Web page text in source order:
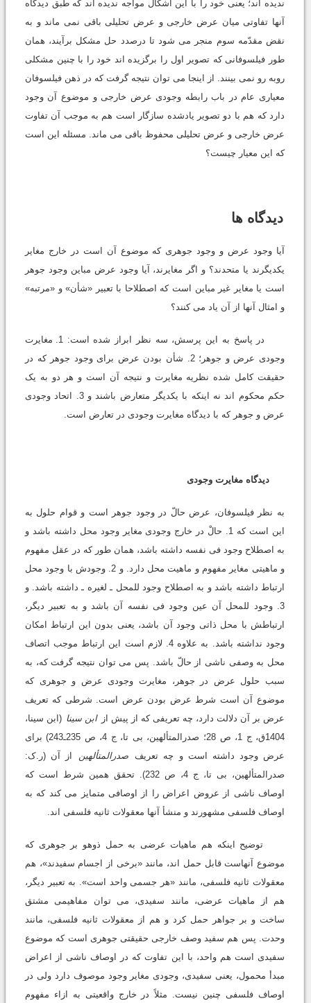
ندیده اند؛ یعنى خود را با این اشکال مواجه ندیده اند که طبق دیدگاه
آنها تفاوتى میان عرض خارجى و عرض تحلیلى باقى نمى ماند و به
نقض مقدّمه سوم منجر مى شود تا درصدد حل مشکل برآیند، همان
طور فیلسوفانى که تصویر اول را برگزیده اند خود را با چنین مشکلى
روبه رو نمى بینند. از اینجا مى توان نتیجه گرفت که در ذهن فیلسوفان
معیارى عام در باب رابطه وجودى عرض خارجى و موضوع آن وجود
دارد که هم با دو تصویر یادشده سازگار است هم به موجب آن تفاوت
عرض خارجى و عرض تحلیلى محفوظ باقى مى ماند. مسئله این است
که این معیار چیست؟
دیدگاه ها
آیا وجود عرض و وجود جوهرى که موضوع آن است در خارج مغایر
یکدیگرند یا متحدند؟ و اگر مغایرند، آیا وجود عرض مباین وجود جوهر
است یا مغایر غیر مباین است که اصطلاحا با تعبیر «شأن» و «مرتبه»
و امثال آنها از آن یاد مى کنند؟
در پاسخ به این پرسش، سه نظر ابراز شده است: 1. مغایرت
وجودى عرض و جوهر؛ 2. شأن بودن عرض براى وجود جوهر که در
حقیقت کامل شده نظریه مغایرت و نتیجه آن است و هر دو به یک
حکم محکوم اند نه اینکه با یکدیگر متعارض باشند و 3. اتحاد وجودى
عرض و جوهر که با دیدگاه مغایرت وجودى در تعارض است.
دیدگاه مغایرت وجودى
به نظر فیلسوفان، عرض حالّ در وجود جوهر است و قوام حلول به
این است که 1. حالْ در خارج وجودى مغایر وجود محل داشته باشد و
به اصطلاح وجود فى نفسه داشته باشد، همان طور که در عقل مفهوم
و ماهیتى مغایر مفهوم و ماهیت محل دارد. و 2. وجودش با وجود محل
ارتباط داشته باشد و به اصطلاح وجود للمحل ـ لغیره ـ داشته باشد. و
3. وجود للمحل آن عین وجود فى نفسه آن باشد و به تعبیر دیگر،
ارتباطش با محل ذاتى وجود آن باشد، یعنى بدون این ارتباط امکان
وجود نداشته باشد. به علاوه 4. لازم است این ارتباط موجب اتصاف
محل به وصفى ناشى از حالّ باشد. پس مى توان نتیجه گرفت که، به
سبب حلول عرض در جوهر، مغایرت وجودى عرض و جوهرى که
موضوع آن است شرط عرض بودن عرض است. شرطى که تعریف
عرض بر آن دلالت دارد، چه تعریفى که از پیش از
ابن سینا (ابن سینا،
1404ق، ج 1، ص 28؛ صدرالمتألهین، بى تا، ج 4، ص 235ـ243) براى
عرض وجود داشته است و چه تعریف
صدرالمتألهین
از آن (ر.ک:
صدرالمتألهین، بى تا، ج 4، ص 232). تحقق همین شرط است که
اوصاف ناشى از عروض اعراض را از اوصافى متمایز مى کند که به
اوصاف فلسفى مشهورند و منشأ آنها معقولات ثانیه فلسفى اند.
توضیح اینکه هم ماهیات عرضى به حمل ذوهو بر جوهرى که
موضوع آنهاست قابل حمل اند، مانند «برخى از اجسام سفیدند»، هم
معقولات ثانیه فلسفى، مانند «هر جسمى واحد است». به تعبیر دیگر،
هم از ماهیات عرضى، مانند سفیدى، مى توان مفاهیمى مشتق
ساخت و بر جواهر حمل کرد و هم از معقولات ثانیه فلسفى، مانند
وحدت. پس هم سفید وصف خارجى حقیقتى جوهرى است که موضوع
سفیدى است هم واحد، با این تفاوت که در اوصاف ناشى از اعراض
مبدأ محمول، یعنى سفیدى، وجودى مغایر وجود موصوف دارد ولى در
اوصاف فلسفى چنین نیست. مثلاً در خارج واقعیتى به ازاء مفهوم